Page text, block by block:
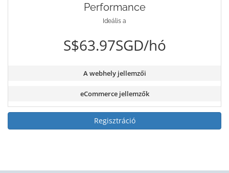
Performance
Ideális a
S$63.97SGD/hó
A webhely jellemzői
eCommerce jellemzők
Regisztráció